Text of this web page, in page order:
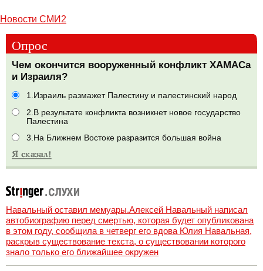
Новости СМИ2
Опрос
Чем окончится вооруженный конфликт ХАМАСа
и Израиля?
1.Израиль размажет Палестину и палестинский народ
2.В результате конфликта возникнет новое государство
Палестина
3.На Ближнем Востоке разразится большая война
Навальный оставил мемуары.Алексей Навальный написал
автобиографию перед смертью, которая будет опубликована
в этом году, сообщила в четверг его вдова Юлия Навальная,
раскрыв существование текста, о существовании которого
знало только его ближайшее окружен